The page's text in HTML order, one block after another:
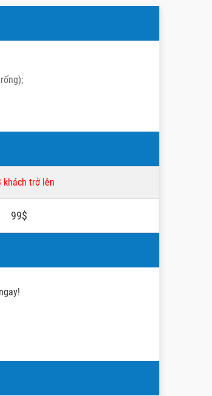
khách trở lên
99$